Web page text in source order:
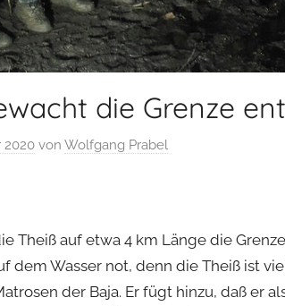
die Grenze
2020 von Wolfgang Prabel
Theiß auf etwa 4 km Länge die
dem Wasser not, denn die Theiß ist
der Baja. Er fügt hinzu, daß er